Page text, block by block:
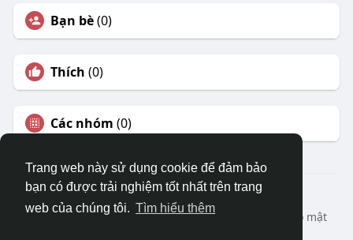
Trang web này sử dụng cookie để đảm bảo
bạn có được trải nghiệm tốt nhất trên trang
web của chúng tôi. Tìm hiểu thêm
Bạn bè(0)
Thích (0)
Các nhóm (0)
© 2026 DRVIET.COM
Nhà
Bao Quát Liên hệ chúng tôi
Chính sách bảo mật